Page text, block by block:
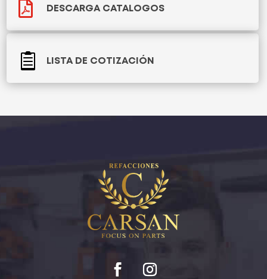
 DESCARGA CATALOGOS
 LISTA DE COTIZACIÓN